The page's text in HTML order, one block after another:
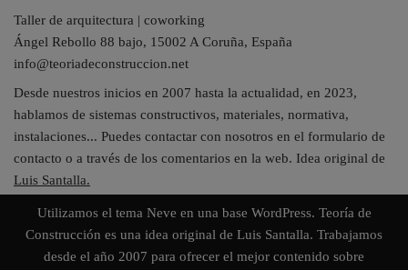
Taller de arquitectura | coworking
Ángel Rebollo 88 bajo, 15002 A Coruña, España
info@teoriadeconstruccion.net
Desde nuestros inicios en 2007 hasta la actualidad, en 2023,
hablamos de sistemas constructivos, materiales, normativa,
instalaciones... Puedes contactar con nosotros en el formulario de
contacto o a través de los comentarios en la web. Idea original de
Luis Santalla.
Utilizamos el tema Neve en una base WordPress. Teoría de
Construcción es una idea original de Luis Santalla. Trabajamos
desde el año 2007 para ofrecer el mejor contenido sobre